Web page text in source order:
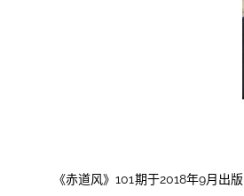
《赤道风》101期于2018年9月